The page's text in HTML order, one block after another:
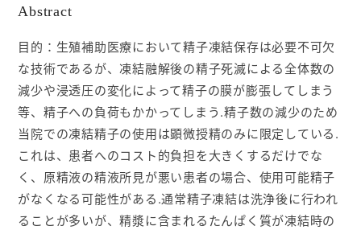
お問い合わせ
ログイン
Abstract
目的：生殖補助医療において精子凍結保存は必要不可欠
な技術であるが、凍結融解後の精子死滅による全体数の
減少や浸透圧の変化によって精子の膜が膨張してしまう
等、精子への負荷もかかってしまう.精子数の減少のため
当院での凍結精子の使用は顕微授精のみに限定している.
これは、患者へのコスト的負担を大きくするだけでな
く、原精液の精液所見が悪い患者の場合、使用可能精子
がなくなる可能性がある.通常精子凍結は洗浄後に行われ
ることが多いが、精漿に含まれるたんぱく質が凍結時の